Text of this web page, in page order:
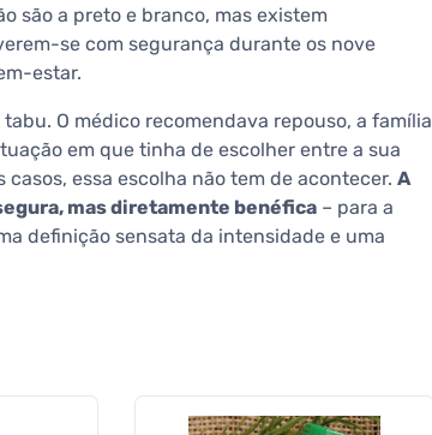
são a preto e branco, mas existem
se com segurança durante os nove
estar.
O médico recomendava repouso, a família
em que tinha de escolher entre a sua
essa escolha não tem de acontecer. A
mas diretamente benéfica – para a
definição sensata da intensidade e uma